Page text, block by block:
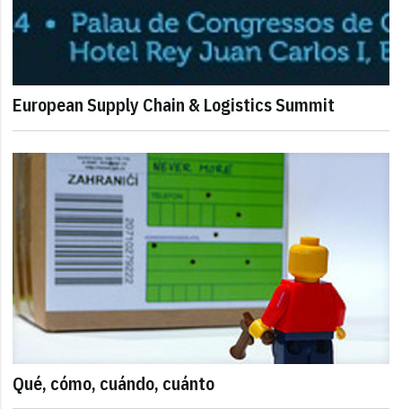
European Supply Chain & Logistics Summit
Qué, cómo, cuándo, cuánto